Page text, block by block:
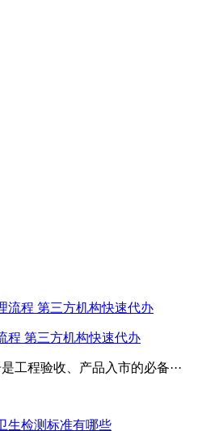
程 第三方机构快速代办
工程验收、产品入市的必备···